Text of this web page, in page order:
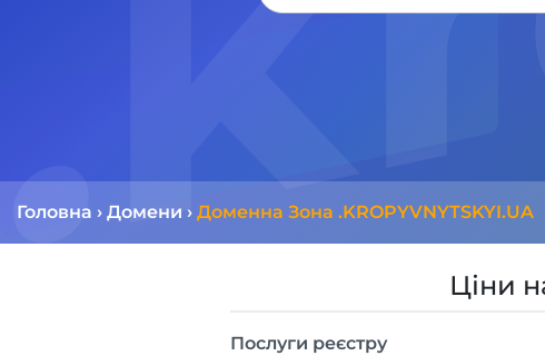
Головна › Домени › Доменна Зона .KROPYVNYTSKYI.UA
Ціни
Послуги реєстру